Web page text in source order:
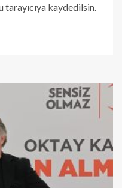
kaydedilsin.